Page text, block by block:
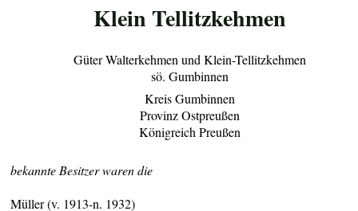
Klein Tellitzkehmen
Güter Walterkehmen und Klein-Tellitzkehmen
sö. Gumbinnen
Kreis Gumbinnen
Provinz Ostpreußen
Königreich Preußen
bekannte Besitzer waren die
Müller (v. 1913-n. 1932)